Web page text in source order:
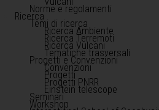
Norme e regolamenti
Ricerca
Temi di ricerca
Ricerca Ambiente
Ricerca Terremoti
Ricerca Vulcani
Tematiche trasversali
Progetti e Convenzioni
Convenzioni
Progetti
Progetti PNRR
Einstein telescope
Seminari
Workshop